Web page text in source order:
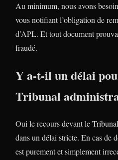
Au minimum, nous avons
vous notifiant l’obligation de
d’APL. Et tout document
fraudé.
Y a-t-il un délai
Tribunal
Oui le recours devant le
dans un délai stricte. En cas de
est purement et simplement